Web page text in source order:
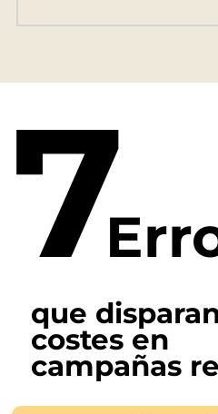
7
que
costes en
campañas